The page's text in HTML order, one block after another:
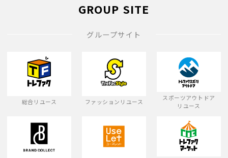
GROUP SITE
グループサイト
総合リユース ファッションリユース
スポーツアウトドア
リユース